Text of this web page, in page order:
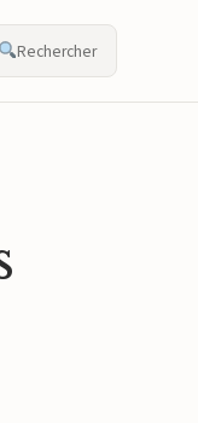
Rechercher